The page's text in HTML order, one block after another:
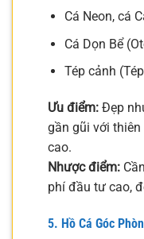
Cá Neon, cá
Cá Dọn Bể
Tép cảnh
Ưu điểm: Đẹp
gần gũi với
cao.
Nhược điểm:
phí đầu tư cao,
5. Hồ Cá Góc